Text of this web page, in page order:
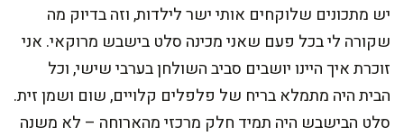
יש מתכונים שלוקחים אותי ישר לילדות, וזה בדיוק מה
שקורה לי בכל פעם שאני מכינה סלט בישבש מרוקאי. אני
זוכרת איך היינו יושבים סביב השולחן בערבי שישי, וכל
הבית היה מתמלא בריח של פלפלים קלויים, שום ושמן זית.
סלט הבישבש היה תמיד חלק מרכזי מהארוחה – לא משנה